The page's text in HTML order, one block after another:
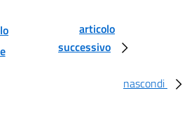
articolo
successivo
nascondi